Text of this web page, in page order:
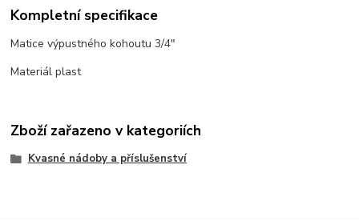
Kompletní specifikace
Matice výpustného kohoutu 3/4"
Materiál plast
Zboží zařazeno v kategoriích
Kvasné nádoby a příslušenství